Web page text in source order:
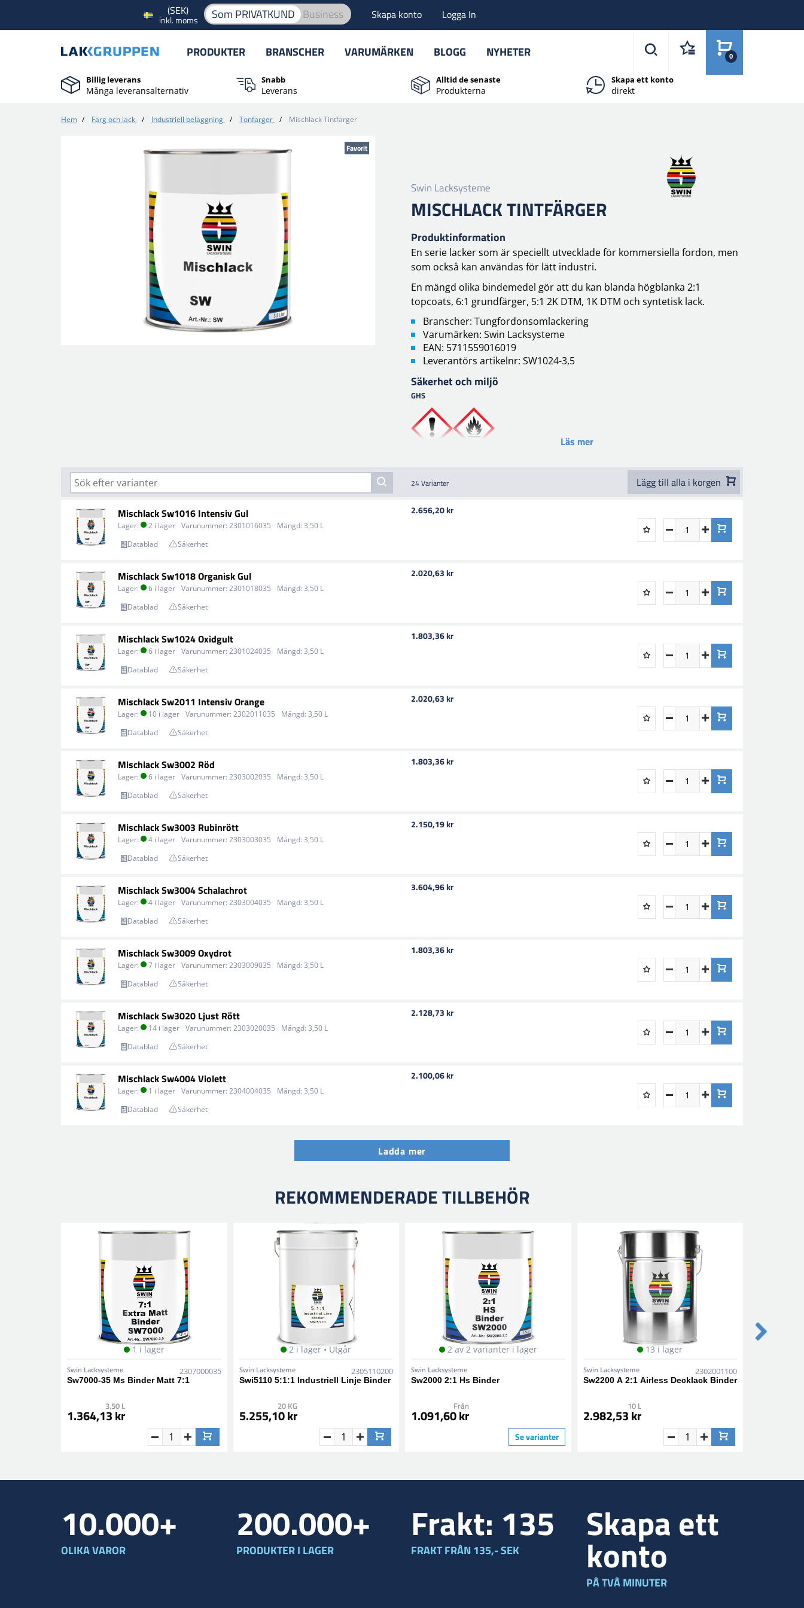
(SEK)
inkl. moms Som PRIVATKUND Business Skapa konto Logga In
PRODUKTER BRANSCHER VARUMÄRKEN BLOGG NYHETER 0
Billig leverans
Många leveransalternativ
Snabb
Leverans
Alltid de senaste
Produkterna
Skapa ett konto
direkt
Hem / Färg och lack / Industriell beläggning / Tonfärger / Mischlack Tintfärger
Favorit
Swin Lacksysteme
MISCHLACK TINTFÄRGER
Produktinformation
En serie lacker som är speciellt utvecklade för kommersiella fordon, men
som också kan användas för lätt industri.
En mängd olika bindemedel gör att du kan blanda högblanka 2:1
topcoats, 6:1 grundfärger, 5:1 2K DTM, 1K DTM och syntetisk lack.
Branscher: Tungfordonsomlackering
Varumärken: Swin Lacksysteme
EAN: 5711559016019
Leverantörs artikelnr: SW1024-3,5
Säkerhet och miljö
GHS
Läs mer
24 Varianter Lägg till alla i korgen
Mischlack Sw1016 Intensiv Gul
Lager: 2 i lager Varunummer: 2301016035 Mängd: 3,50 L
Datablad
Säkerhet
2.656,20 kr
Mischlack Sw1018 Organisk Gul
Lager: 6 i lager Varunummer: 2301018035 Mängd: 3,50 L
Datablad
Säkerhet
2.020,63 kr
Mischlack Sw1024 Oxidgult
Lager: 6 i lager Varunummer: 2301024035 Mängd: 3,50 L
Datablad
Säkerhet
1.803,36 kr
Mischlack Sw2011 Intensiv Orange
Lager: 10 i lager Varunummer: 2302011035 Mängd: 3,50 L
Datablad
Säkerhet
2.020,63 kr
Mischlack Sw3002 Röd
Lager: 6 i lager Varunummer: 2303002035 Mängd: 3,50 L
Datablad
Säkerhet
1.803,36 kr
Mischlack Sw3003 Rubinrött
Lager: 4 i lager Varunummer: 2303003035 Mängd: 3,50 L
Datablad
Säkerhet
2.150,19 kr
Mischlack Sw3004 Schalachrot
Lager: 4 i lager Varunummer: 2303004035 Mängd: 3,50 L
Datablad
Säkerhet
3.604,96 kr
Mischlack Sw3009 Oxydrot
Lager: 7 i lager Varunummer: 2303009035 Mängd: 3,50 L
Datablad
Säkerhet
1.803,36 kr
Mischlack Sw3020 Ljust Rött
Lager: 14 i lager Varunummer: 2303020035 Mängd: 3,50 L
Datablad
Säkerhet
2.128,73 kr
Mischlack Sw4004 Violett
Lager: 1 i lager Varunummer: 2304004035 Mängd: 3,50 L
Datablad
Säkerhet
2.100,06 kr
Ladda mer
REKOMMENDERADE TILLBEHÖR
1 i lager
Swin Lacksysteme 2307000035
Sw7000-35 Ms Binder Matt 7:1
3,50 L
1.364,13 kr
2 i lager • Utgår
Swin Lacksysteme 2305110200
Swi5110 5:1:1 Industriell Linje Binder
20 KG
5.255,10 kr
2 av 2 varianter i lager
Swin Lacksysteme
Sw2000 2:1 Hs Binder
Från
1.091,60 kr
Se varianter
13 i lager
Swin Lacksysteme 2302001100
Sw2200 A 2:1 Airless Decklack Binder
10 L
2.982,53 kr
10.000+
OLIKA VAROR
200.000+
PRODUKTER I LAGER
Frakt: 135
FRAKT FRÅN 135,- SEK
Skapa ett
konto
PÅ TVÅ MINUTER